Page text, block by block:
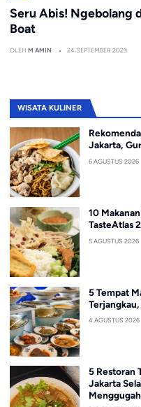
Seru Abis! Ngebolang
Boat
OLEH M AMIN 24 SEPTEMBER 2023
WISATA KULINER
Jakarta,
6 AGUSTUS 2026
10
TasteAtlas
5 AGUSTUS 2026
5 Tempat
4 AGUSTUS 2026
5 Restoran
Jakarta